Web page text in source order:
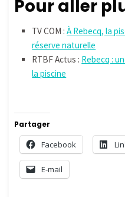
Pour aller
TV COM :À Rebecq, la
réserve naturelle
RTBF Actus : Rebecq :
la piscine
Partager
Facebook
E-mail